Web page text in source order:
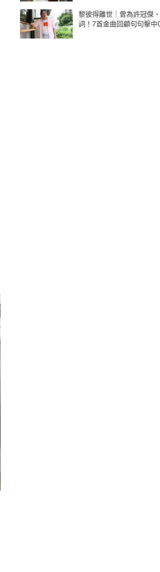
黎彼得離世｜曾為許冠傑
詞！7首金曲回顧句句擊